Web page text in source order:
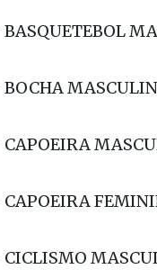
- ATLETISMO
- BASQUETEBOL
- BOCHA
- CAPOEIRA
- CAPOEIRA